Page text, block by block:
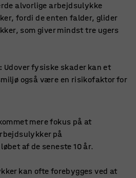
alvorlige arbejdsulykke
fordi de enten falder, glider
som giver mindst tre ugers
Udover fysiske skader kan et
også være en risikofaktor for
mere fokus på at
på
af de seneste 10 år.
kan ofte forebygges ved at